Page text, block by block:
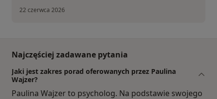
22 czerwca 2026
Najczęściej zadawane pytania
Jaki jest zakres porad oferowanych przez Paulina
Wajzer?
Paulina Wajzer to psycholog. Na podstawie swojego